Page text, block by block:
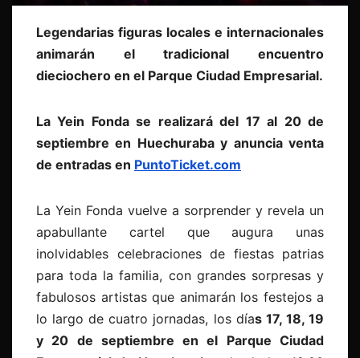
Legendarias figuras locales e internacionales
animarán el tradicional encuentro
dieciochero en el Parque Ciudad Empresarial.
La Yein Fonda se realizará del 17 al 20 de
septiembre en Huechuraba y anuncia venta
de entradas en PuntoTicket.com
La Yein Fonda vuelve a sorprender y revela un
apabullante cartel que augura unas
inolvidables celebraciones de fiestas patrias
para toda la familia, con grandes sorpresas y
fabulosos artistas que animarán los festejos a
lo largo de cuatro jornadas, los días 17, 18, 19
y 20 de septiembre en el Parque Ciudad